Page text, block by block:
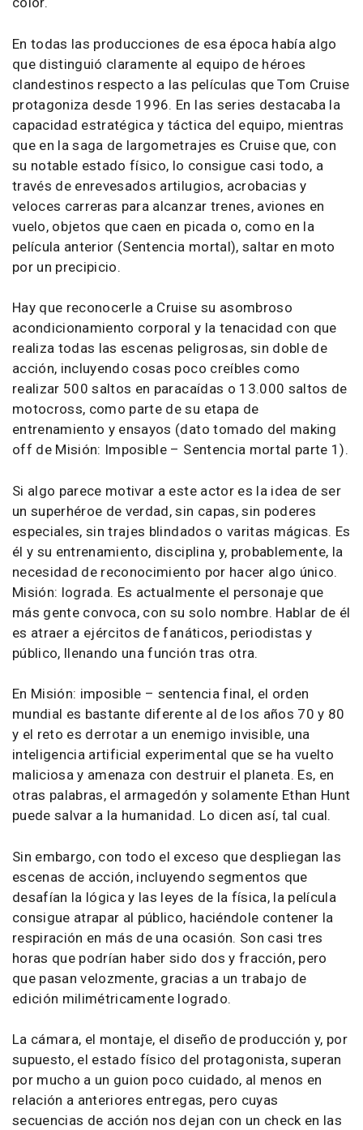
En todas las producciones de esa época había algo
que distinguió claramente al equipo de héroes
clandestinos respecto a las películas que Tom Cruise
protagoniza desde 1996. En las series destacaba la
capacidad estratégica y táctica del equipo, mientras
que en la saga de largometrajes es Cruise que, con
su notable estado físico, lo consigue casi todo, a
través de enrevesados artilugios, acrobacias y
veloces carreras para alcanzar trenes, aviones en
vuelo, objetos que caen en picada o, como en la
película anterior (Sentencia mortal), saltar en moto
por un precipicio.
Hay que reconocerle a Cruise su asombroso
acondicionamiento corporal y la tenacidad con que
realiza todas las escenas peligrosas, sin doble de
acción, incluyendo cosas poco creíbles como
realizar 500 saltos en paracaídas o 13.000 saltos de
motocross, como parte de su etapa de
entrenamiento y ensayos (dato tomado del making
off de Misión: Imposible – Sentencia mortal parte 1).
Si algo parece motivar a este actor es la idea de ser
un superhéroe de verdad, sin capas, sin poderes
especiales, sin trajes blindados o varitas mágicas. Es
él y su entrenamiento, disciplina y, probablemente, la
necesidad de reconocimiento por hacer algo único.
Misión: lograda. Es actualmente el personaje que
más gente convoca, con su solo nombre. Hablar de él
es atraer a ejércitos de fanáticos, periodistas y
público, llenando una función tras otra.
En Misión: imposible – sentencia final, el orden
mundial es bastante diferente al de los años 70 y 80
y el reto es derrotar a un enemigo invisible, una
inteligencia artificial experimental que se ha vuelto
maliciosa y amenaza con destruir el planeta. Es, en
otras palabras, el armagedón y solamente Ethan Hunt
puede salvar a la humanidad. Lo dicen así, tal cual.
Sin embargo, con todo el exceso que despliegan las
escenas de acción, incluyendo segmentos que
desafían la lógica y las leyes de la física, la película
consigue atrapar al público, haciéndole contener la
respiración en más de una ocasión. Son casi tres
horas que podrían haber sido dos y fracción, pero
que pasan velozmente, gracias a un trabajo de
edición milimétricamente logrado.
La cámara, el montaje, el diseño de producción y, por
supuesto, el estado físico del protagonista, superan
por mucho a un guion poco cuidado, al menos en
relación a anteriores entregas, pero cuyas
secuencias de acción nos dejan con un check en las